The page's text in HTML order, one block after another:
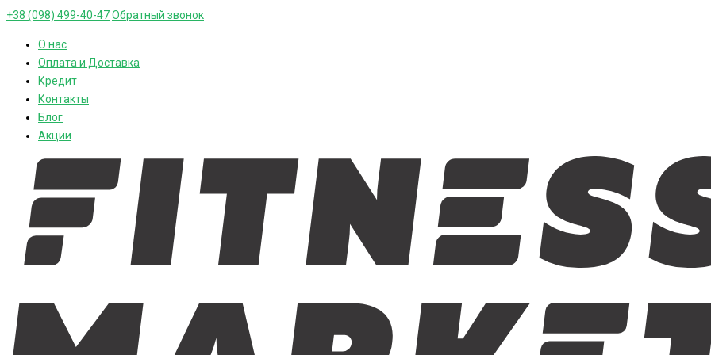
+38 (098) 499-40-47Обратный звонок
О нас
Оплата и Доставка
Кредит
Контакты
Блог
Акции